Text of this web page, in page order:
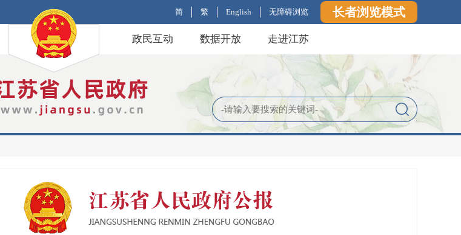
简 繁 English 无障碍浏览 长者浏览模式
政民互动 数据开放 走进江苏